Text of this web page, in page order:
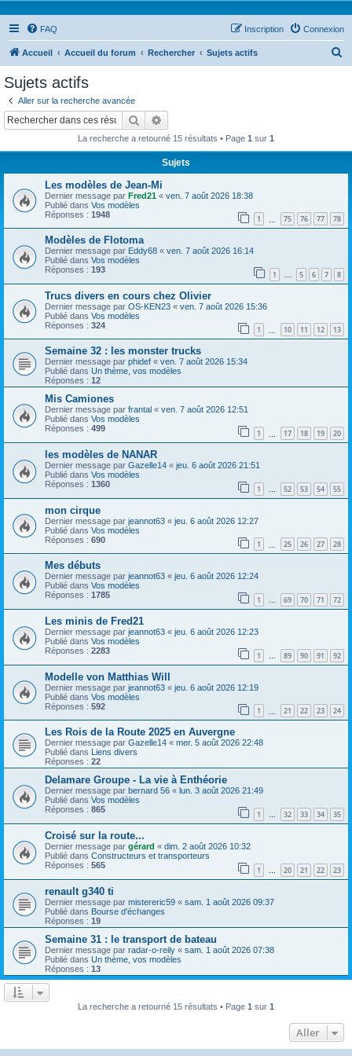
FAQ Connexion
Inscription
Accueil Accueil du forum Rechercher Sujets actifs
Sujets actifs
Aller sur la recherche avancée
Rechercher
La recherche a retourné 15 résultats • Page 1 sur 1
Sujets
Les modèles de Jean-Mi
Dernier message par Fred21 « ven. 7 août 2026 18:38
Publié dans Vos modèles
Réponses : 1948 1 75 76 77 78
Modèles de Flotoma
Dernier message par Eddy68 « ven. 7 août 2026 16:14
Publié dans Vos modèles
Réponses : 193 1 … 5 6 7 8
Trucs divers en cours chez Olivier
Dernier message par OS-KEN23 « ven. 7 août 2026 15:36
Publié dans Vos modèles
Réponses : 324 1 10 11 12 13
Semaine 32 : les monster trucks
Dernier message par phidef « ven. 7 août 2026 15:34
Publié dans Un thème, vos modèles
Réponses : 12
Mis Camiones
Dernier message par frantal « ven. 7 août 2026 12:51
Publié dans Vos modèles
Réponses : 499 1 17 18 19 20
les modèles de NANAR
Dernier message par Gazelle14 « jeu. 6 août 2026 21:51
Publié dans Vos modèles
Réponses : 1360 1 … 52 53 54 55
mon cirque
Dernier message par jeannot63 « jeu. 6 août 2026 12:27
Publié dans Vos modèles
Réponses : 690 1 25 26 27 28
Mes débuts
Dernier message par jeannot63 « jeu. 6 août 2026 12:24
Publié dans Vos modèles
Réponses : 1785 1 … 69 70 71 72
Les minis de Fred21
Dernier message par jeannot63 « jeu. 6 août 2026 12:23
Publié dans Vos modèles
Réponses : 2283 1 … 89 90 91 92
Modelle von Matthias Will
Dernier message par jeannot63 « jeu. 6 août 2026 12:19
Publié dans Vos modèles
Réponses : 592 1 21 22 23 24
Les Rois de la Route 2025 en Auvergne
Dernier message par Gazelle14 « mer. 5 août 2026 22:48
Publié dans
Liens divers
Réponses : 22
Delamare Groupe - La vie à Enthéorie
Dernier message par bernard 56 « lun. 3 août 2026 21:49
Publié dans Vos modèles
Réponses : 865 1 … 32 33 34 35
Croisé sur la route...
Dernier message par gérard « dim. 2 août 2026 10:32
Publié dans Constructeurs et transporteurs
Réponses : 565 1 … 20 21 22 23
renault g340 ti
Dernier message par mistereric59 « sam. 1 août 2026 09:37
Publié dans Bourse d'échanges
Réponses : 19
Semaine 31 : le transport de bateau
Dernier message par radar-o-reily « sam. 1 août 2026 07:38
Publié dans Un thème, vos modèles
Réponses : 13
La recherche a retourné 15 résultats • Page 1 sur 1
Aller